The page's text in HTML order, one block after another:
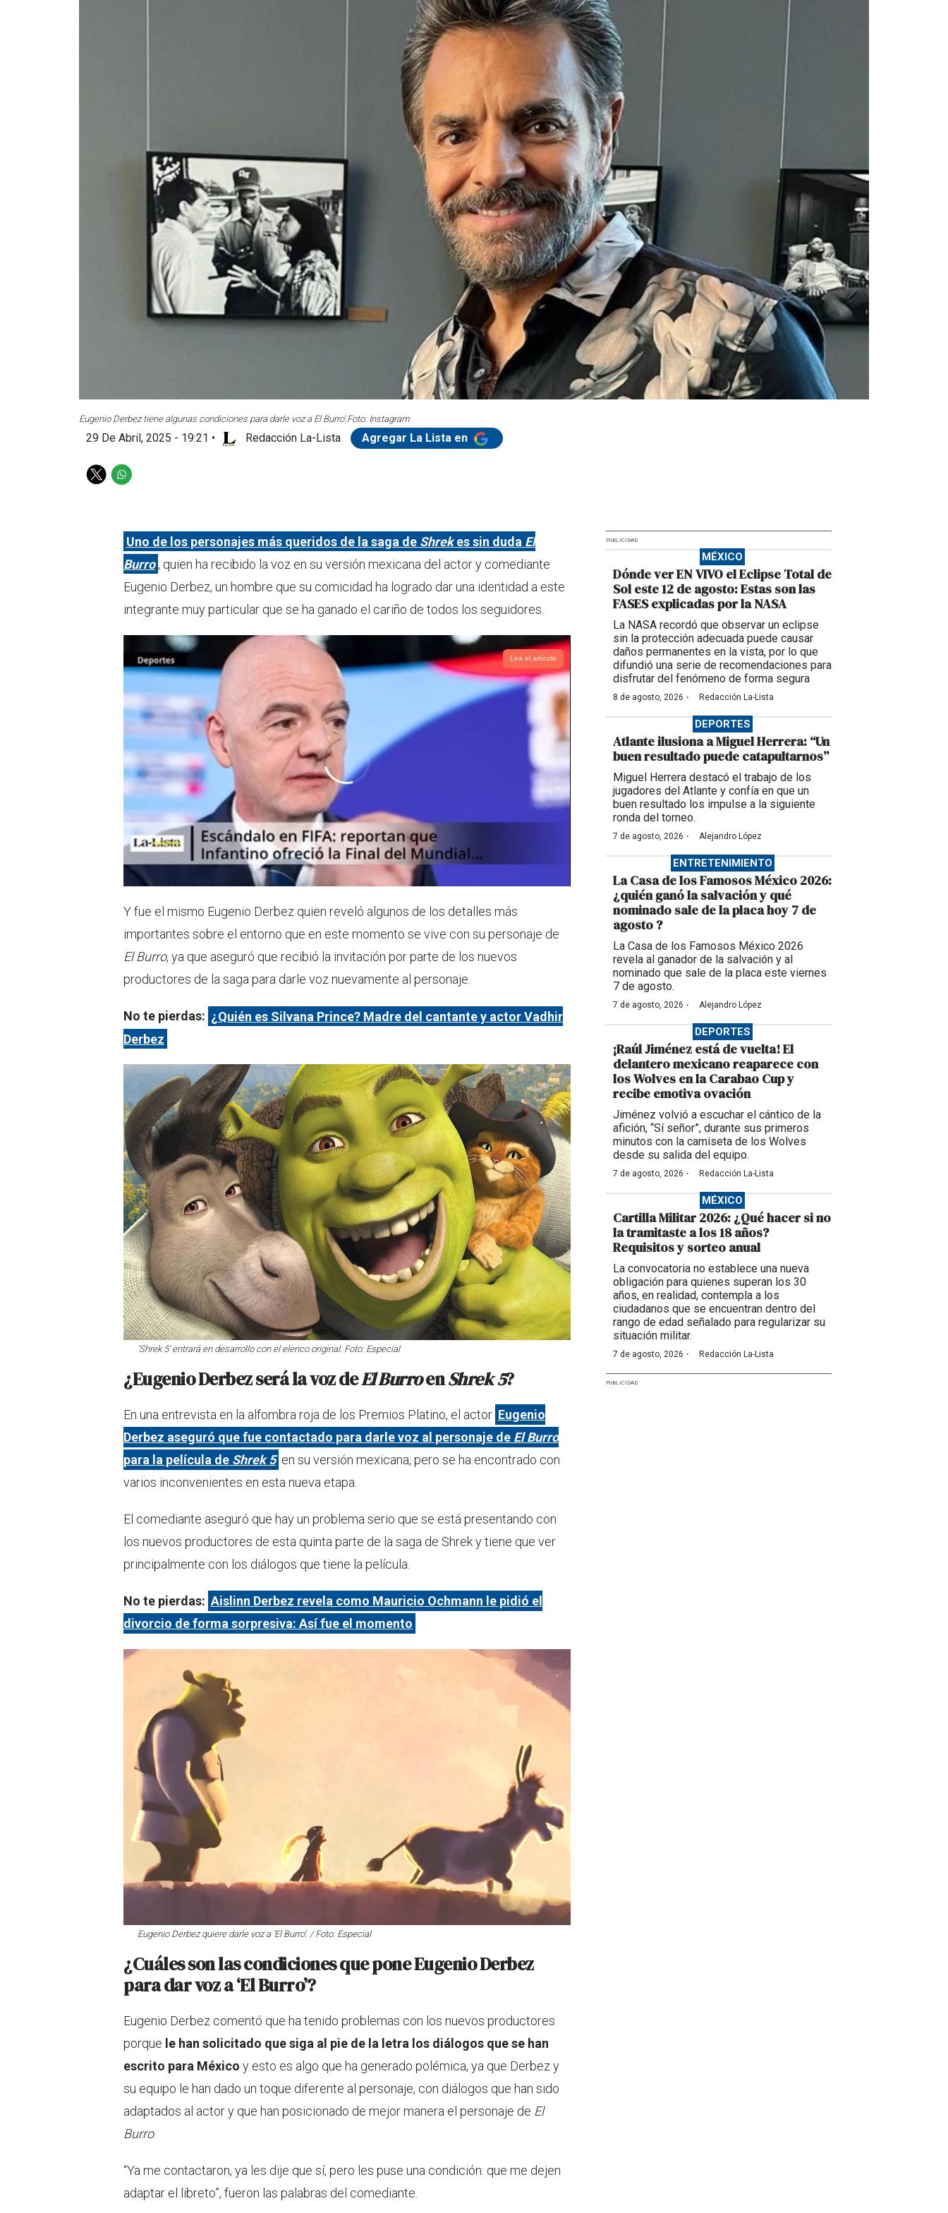
Eugenio Derbez tiene algunas condiciones para darle voz a El Burro'.Foto: Instagram
29 De Abril, 2025 - 19:21 • Redacción La-Lista Agregar La Lista en
T
W
s
a
p
p
Uno de los personajes más queridos de la saga de Shrekes sin duda El
Burro, quien ha recibido la voz en su versión mexicana del actor y comediante
Eugenio Derbez, un hombre que su comicidad ha logrado dar una identidad a este
integrante muy particular que se ha ganado el cariño de todos los seguidores.
Lea el artículo
Y fue el mismo Eugenio Derbez quien reveló algunos de los detalles más
importantes sobre el entorno que en este momento se vive con su personaje de
El Burro, ya que aseguró que recibió la invitación por parte de los nuevos
productores de la saga para darle voz nuevamente al personaje.
No te pierdas: ¿Quién es Silvana Prince? Madre del cantante y actor Vadhir
Derbez
‘Shrek 5' entrará en desarrollo con el elenco original. Foto: Especial
¿Eugenio Derbez será la voz deEl BurroenShrek 5?
En una entrevista en la alfombra roja de los Premios Platino, el actor Eugenio
Derbez aseguró que fue contactado para darle voz al personaje de El Burro
para la película de Shrek 5 en su versión mexicana, pero se ha encontrado con
varios inconvenientes en esta nueva etapa.
El comediante aseguró que hay un problema serio que se está presentando con
los nuevos productores de esta quinta parte de la saga de Shrek y tiene que ver
principalmente con los diálogos que tiene la película.
No te pierdas: Aislinn Derbez revela como Mauricio Ochmann le pidió el
divorcio de forma sorpresiva: Así fue el momento
Eugenio Derbez quiere darle voz a ‘El Burro’. / Foto: Especial
¿Cuáles son las condiciones que pone Eugenio Derbez
para dar voz a ‘El Burro’?
Eugenio Derbez comentó que ha tenido problemas con los nuevos productores
porque le han solicitado que siga al pie de la letra los diálogos que se han
escrito para México y esto es algo que ha generado polémica, ya que Derbez y
su equipo le han dado un toque diferente al personaje, con diálogos que han sido
adaptados al actor y que han posicionado de mejor manera el personaje de El
Burro.
“Ya me contactaron, ya les dije que sí, pero les puse una condición: que me dejen
adaptar el libreto”, fueron las palabras del comediante.
PUBLICIDAD
MÉXICO
Dónde ver EN VIVO el Eclipse Total de
Sol este 12 de agosto: Estas son las
FASES explicadas por la NASA
La NASA recordó que observar un eclipse
sin la protección adecuada puede causar
daños permanentes en la vista, por lo que
difundió una serie de recomendaciones para
disfrutar del fenómeno de forma segura
8 de agosto, 2026 · Redacción La-Lista
DEPORTES
Atlante ilusiona a Miguel Herrera: “Un
buen resultado puede catapultarnos”
Miguel Herrera destacó el trabajo de los
jugadores del Atlante y confía en que un
buen resultado los impulse a la siguiente
ronda del torneo.
7 de agosto, 2026 · Alejandro López
ENTRETENIMIENTO
La Casa de los Famosos México 2026:
¿quién ganó la salvación y qué
nominado sale de la placa hoy 7 de
agosto ?
La Casa de los Famosos México 2026
revela al ganador de la salvación y al
nominado que sale de la placa este viernes
7 de agosto.
7 de agosto, 2026 · Alejandro López
DEPORTES
¡Raúl Jiménez está de vuelta! El
delantero mexicano reaparece con
los Wolves en la Carabao Cup y
recibe emotiva ovación
Jiménez volvió a escuchar el cántico de la
afición, “Sí señor”, durante sus primeros
minutos con la camiseta de los Wolves
desde su salida del equipo.
7 de agosto, 2026 · Redacción La-Lista
MÉXICO
Cartilla Militar 2026: ¿Qué hacer si no
la tramitaste a los 18 años?
Requisitos y sorteo anual
La convocatoria no establece una nueva
obligación para quienes superan los 30
años, en realidad, contempla a los
ciudadanos que se encuentran dentro del
rango de edad señalado para regularizar su
situación militar.
7 de agosto, 2026 · Redacción La-Lista
PUBLICIDAD